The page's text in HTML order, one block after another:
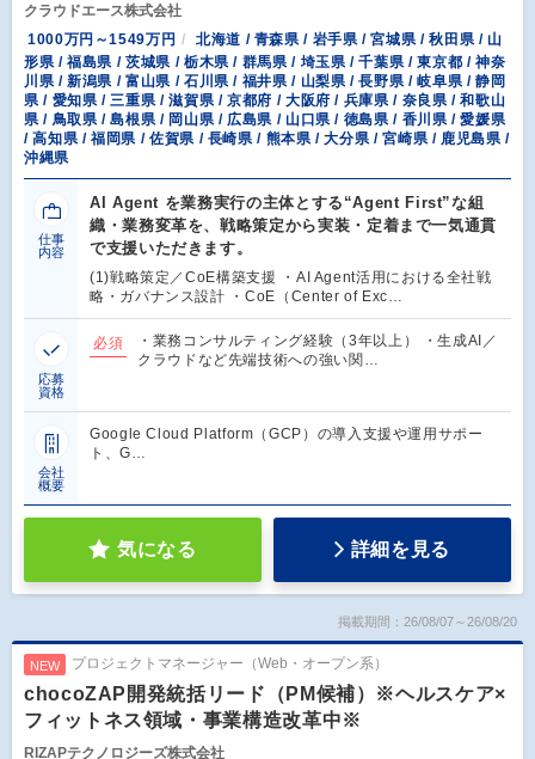
クラウドエース株式会社
1000万円～1549万円
北海道 / 青森県 / 岩手県 / 宮城県 / 秋田県 / 山
形県 / 福島県 / 茨城県 / 栃木県 / 群馬県 / 埼玉県 / 千葉県 / 東京都 / 神奈
川県 / 新潟県 / 富山県 / 石川県 / 福井県 / 山梨県 / 長野県 / 岐阜県 / 静岡
県 / 愛知県 / 三重県 / 滋賀県 / 京都府 / 大阪府 / 兵庫県 / 奈良県 / 和歌山
県 / 鳥取県 / 島根県 / 岡山県 / 広島県 / 山口県 / 徳島県 / 香川県 / 愛媛県
/ 高知県 / 福岡県 / 佐賀県 / 長崎県 / 熊本県 / 大分県 / 宮崎県 / 鹿児島県 /
沖縄県
仕事
内容
AI Agent を業務実行の主体とする“Agent First”な組
織・業務変革を、戦略策定から実装・定着まで一気通貫
で支援いただきます。
(1)戦略策定／CoE構築支援 ・AI Agent活用における全社戦
略・ガバナンス設計 ・CoE（Center of Exc…
応募
資格
必須
・業務コンサルティング経験（3年以上） ・生成AI／
クラウドなど先端技術への強い関…
会社
概要
Google Cloud Platform（GCP）の導入支援や運用サポー
ト、G…
気になる 詳細を見る
掲載期間：26/08/07～26/08/20
NEW プロジェクトマネージャー（Web・オープン系）
chocoZAP開発統括リード（PM候補）※ヘルスケア×
フィットネス領域・事業構造改革中※
RIZAPテクノロジーズ株式会社